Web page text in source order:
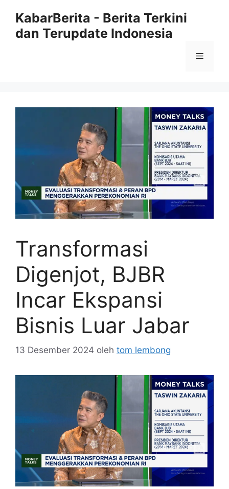
KabarBerita - Berita Terkini
dan Terupdate Indonesia
Menu
Transformasi
Digenjot, BJBR
Incar Ekspansi
Bisnis Luar Jabar
13 Desember 2024 oleh tom lembong